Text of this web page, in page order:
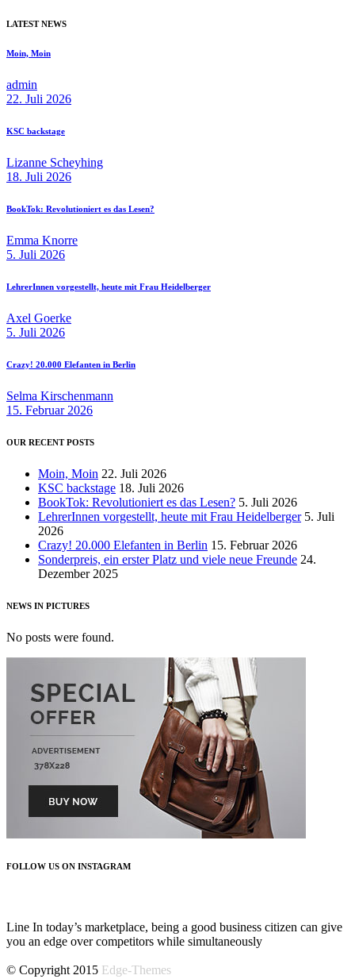
LATEST NEWS
Moin, Moin
admin
22. Juli 2026
KSC backstage
Lizanne Scheyhing
18. Juli 2026
BookTok: Revolutioniert es das Lesen?
Emma Knorre
5. Juli 2026
LehrerInnen vorgestellt, heute mit Frau Heidelberger
Axel Goerke
5. Juli 2026
Crazy! 20.000 Elefanten in Berlin
Selma Kirschenmann
15. Februar 2026
OUR RECENT POSTS
Moin, Moin 22. Juli 2026
KSC backstage 18. Juli 2026
BookTok: Revolutioniert es das Lesen? 5. Juli 2026
LehrerInnen vorgestellt, heute mit Frau Heidelberger 5. Juli
2026
Crazy! 20.000 Elefanten in Berlin 15. Februar 2026
Sonderpreis, ein erster Platz und viele neue Freunde 24.
Dezember 2025
NEWS IN PICTURES
No posts were found.
FOLLOW US ON INSTAGRAM
Line In today’s marketplace, being a good business citizen can give
you an edge over competitors while simultaneously
© Copyright 2015 Edge-Themes